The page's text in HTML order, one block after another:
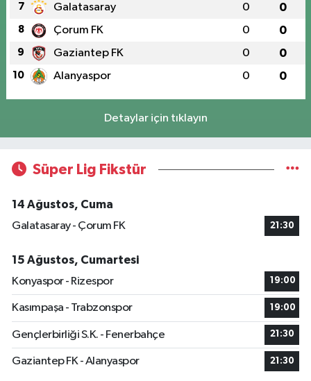
7 Galatasaray 0 0
8 Çorum FK 0 0
9 Gaziantep FK 0 0
10 Alanyaspor 0 0
Detaylar için tıklayın
Süper Lig Fikstür
14 Ağustos, Cuma
Galatasaray - Çorum FK
21:30
15 Ağustos, Cumartesi
Konyaspor - Rizespor
19:00
Kasımpaşa - Trabzonspor 19:00
Gençlerbirliği S.K. - Fenerbahçe 21:30
Gaziantep FK - Alanyaspor 21:30